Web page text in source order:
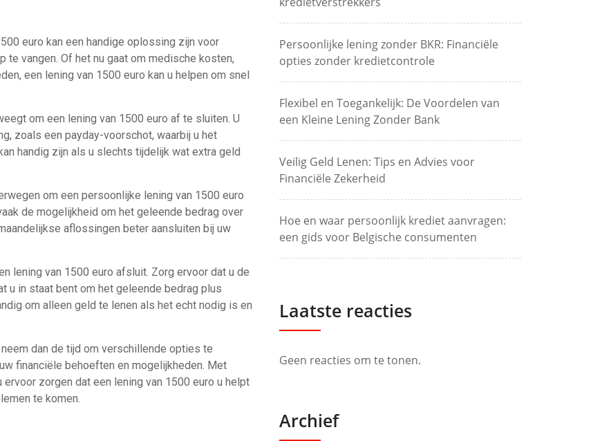
euro kan een handige oplossing zijn voor
vangen. Of het nu gaat om medische kosten,
een lening van 1500 euro kan u helpen om snel
om een lening van 1500 euro af te sluiten. U
zoals een payday-voorschot, waarbij u het
handig zijn als u slechts tijdelijk wat extra geld
om een persoonlijke lening van 1500 euro
de mogelijkheid om het geleende bedrag over
aflossingen beter aansluiten bij uw
lening van 1500 euro afsluit. Zorg ervoor dat u de
u in staat bent om het geleende bedrag plus
om alleen geld te lenen als het echt nodig is en
dan de tijd om verschillende opties te
financiële behoeften en mogelijkheden. Met
zorgen dat een lening van 1500 euro u helpt
te komen.
Persoonlijke lening zonder BKR: Financiële
opties zonder kredietcontrole
Flexibel en Toegankelijk: De Voordelen van
een Kleine Lening Zonder Bank
Veilig Geld Lenen: Tips en Advies voor
Financiële Zekerheid
Hoe en waar persoonlijk krediet aanvragen:
een gids voor Belgische consumenten
Laatste reacties
Geen reacties om te tonen.
Archief